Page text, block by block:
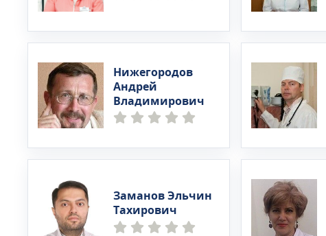
Нижегородов
Андрей
Владимирович
Заманов Эльчин
Тахирович